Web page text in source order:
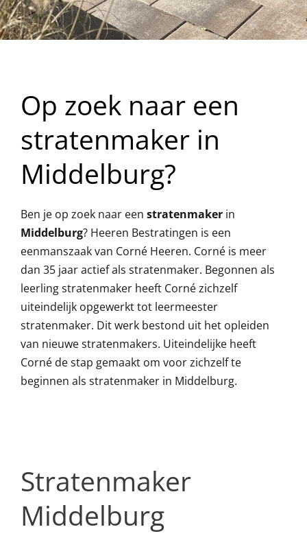
Op zoek naar een
stratenmaker in
Middelburg?
Ben je op zoek naar een stratenmaker in
Middelburg? Heeren Bestratingen is een
eenmanszaak van Corné Heeren. Corné is meer
dan 35 jaar actief als stratenmaker. Begonnen als
leerling stratenmaker heeft Corné zichzelf
uiteindelijk opgewerkt tot leermeester
stratenmaker. Dit werk bestond uit het opleiden
van nieuwe stratenmakers. Uiteindelijke heeft
Corné de stap gemaakt om voor zichzelf te
beginnen als stratenmaker in Middelburg.
Stratenmaker
Middelburg